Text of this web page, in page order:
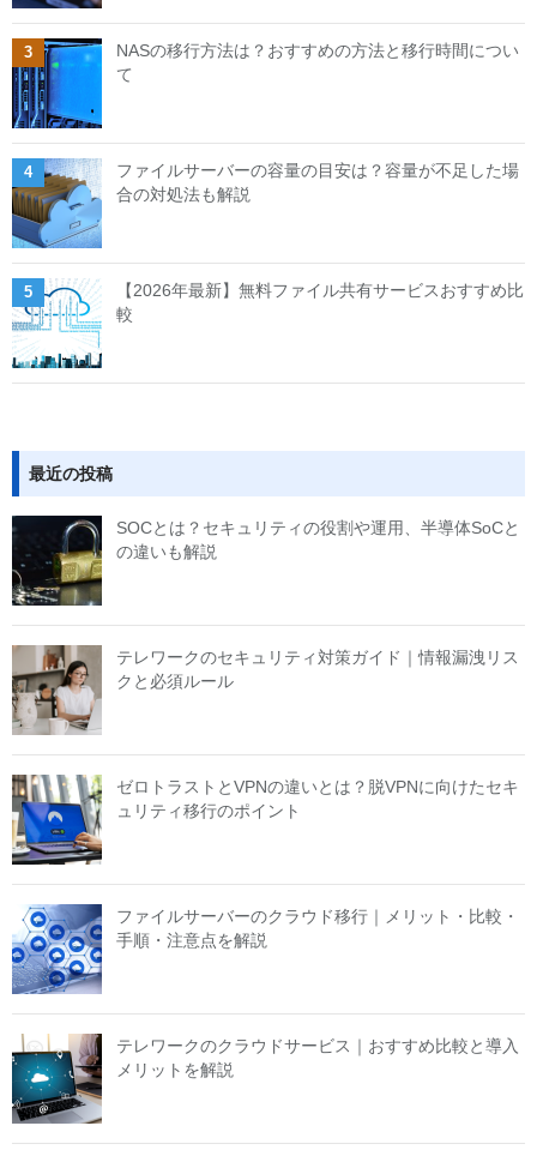
NASの移行方法は？おすすめの方法と移行時間につい
て
ファイルサーバーの容量の目安は？容量が不足した場
合の対処法も解説
【2026年最新】無料ファイル共有サービスおすすめ比
較
最近の投稿
SOCとは？セキュリティの役割や運用、半導体SoCと
の違いも解説
テレワークのセキュリティ対策ガイド｜情報漏洩リス
クと必須ルール
ゼロトラストとVPNの違いとは？脱VPNに向けたセキ
ュリティ移行のポイント
ファイルサーバーのクラウド移行｜メリット・比較・
手順・注意点を解説
テレワークのクラウドサービス｜おすすめ比較と導入
メリットを解説